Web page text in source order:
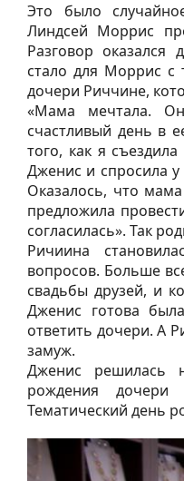
Это было
Линдсей Моррис
Разговор
стало для Моррис с
дочери Риччине,
«Мама мечтала.
счастливый день в
того, как я
Дженис и спросила
Оказалось, что
предложила
согласилась». Так
Ричиина
вопросов. Больше
свадьбы друзей, и
Дженис готова
ответить дочери. А
замуж.
Дженис решилась
рождения
Тематический день